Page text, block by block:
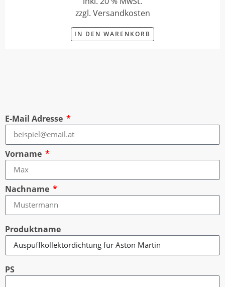
zzgl. Versandkosten
IN DEN WARENKORB
E-Mail Adresse
Vorname
Nachname
Produktname
PS